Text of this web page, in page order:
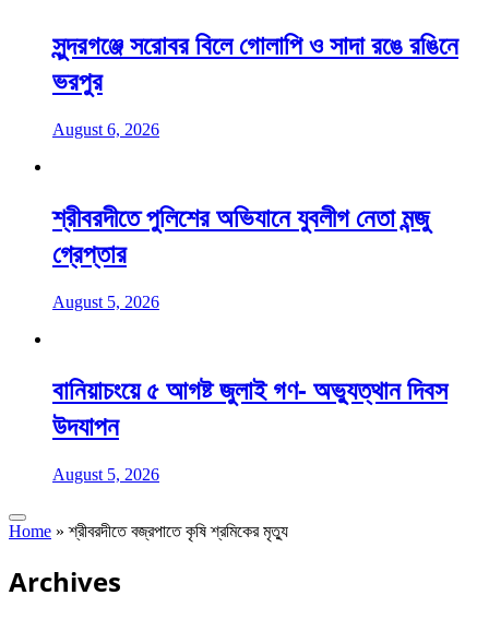
সুন্দরগঞ্জে সরোবর বিলে গোলাপি ও সাদা রঙে রঙিনে
ভরপুর
August 6, 2026
শ্রীবরদীতে পুলিশের অভিযানে যুবলীগ নেতা মন্জু
গ্রেপ্তার
August 5, 2026
বানিয়াচংয়ে ৫ আগষ্ট জুলাই গণ- অভ্যুত্থান দিবস
উদযাপন
August 5, 2026
Home »শ্রীবরদীতে বজ্রপাতে কৃষি শ্রমিকের মৃত্যু
Archives